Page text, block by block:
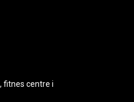
fitnes centre i